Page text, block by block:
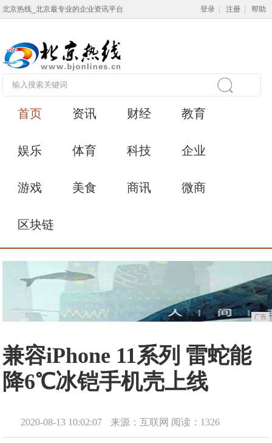
北京热线_北京最专业的企业资讯平台 登录 注册 帮助
首页 资讯 财经 教育
娱乐 体育 科技 企业
游戏 美食 商讯 微商
区块链
广告
兼容iPhone 11系列 雷蛇能
降6℃冰铠手机壳上线
2020-08-13 10:02:07 来源：互联网 阅读：1326